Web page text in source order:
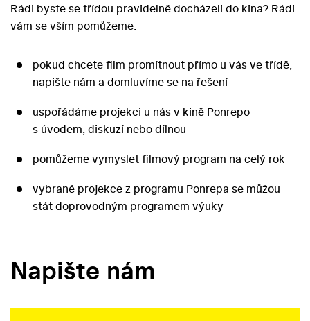
Rádi byste se třídou pravidelně docházeli do kina? Rádi
vám se vším pomůžeme.
pokud chcete film promítnout přímo u vás ve třídě,
napište nám a domluvíme se na řešení
uspořádáme projekci u nás v kině Ponrepo
s úvodem, diskuzí nebo dílnou
pomůžeme vymyslet filmový program na celý rok
vybrané projekce z programu Ponrepa se můžou
stát doprovodným programem výuky
Napište nám